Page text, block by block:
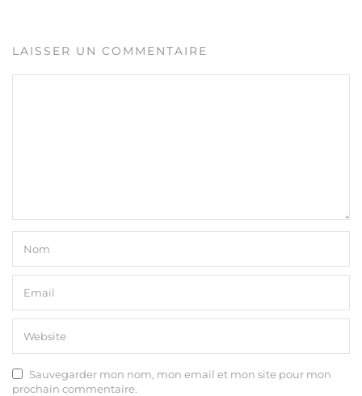
LAISSER UN COMMENTAIRE
Sauvegarder mon nom, mon email et mon site pour mon
prochain commentaire.